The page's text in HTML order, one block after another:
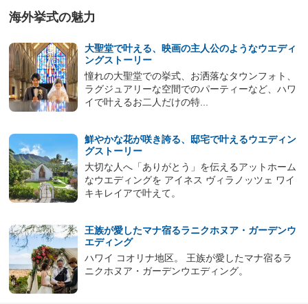
海外挙式の魅力
大聖堂で叶える、映画の主人公のようなウエディ
ングストーリー
憧れの大聖堂での挙式、お洒落なタウンフォト、
ラグジュアリーな空間でのパーティーなど、ハワ
イで叶えるお二人だけの特...
鮮やかな花が咲き誇る、邸宅で叶えるウエディン
グストーリー
⼤切な⼈へ「ありがとう」を伝えるアットホーム
なウエディングを アイネス ヴィラノッツェ ワイ
キキレイアで叶えて。
王族が愛したマナ宿るラニクホヌア・ガーデンウ
エディング
ハワイ コオリナ地区。 王族が愛したマナ宿るラ
ニクホヌア・ガーデンウエディング。